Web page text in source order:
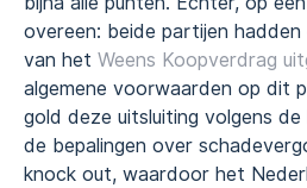
overeen: beide partijen hadden
van het Weens Koopverdrag
algemene voorwaarden op dit
gold deze uitsluiting volgens
de bepalingen over
knock out, waardoor het